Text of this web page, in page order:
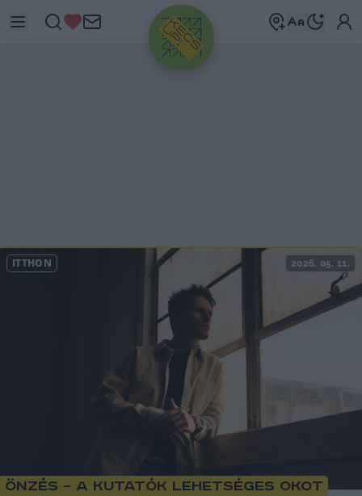
HIRDETÉS
ITTHON 2026. 05. 11.
Önzés – A kutatók lehetséges okot